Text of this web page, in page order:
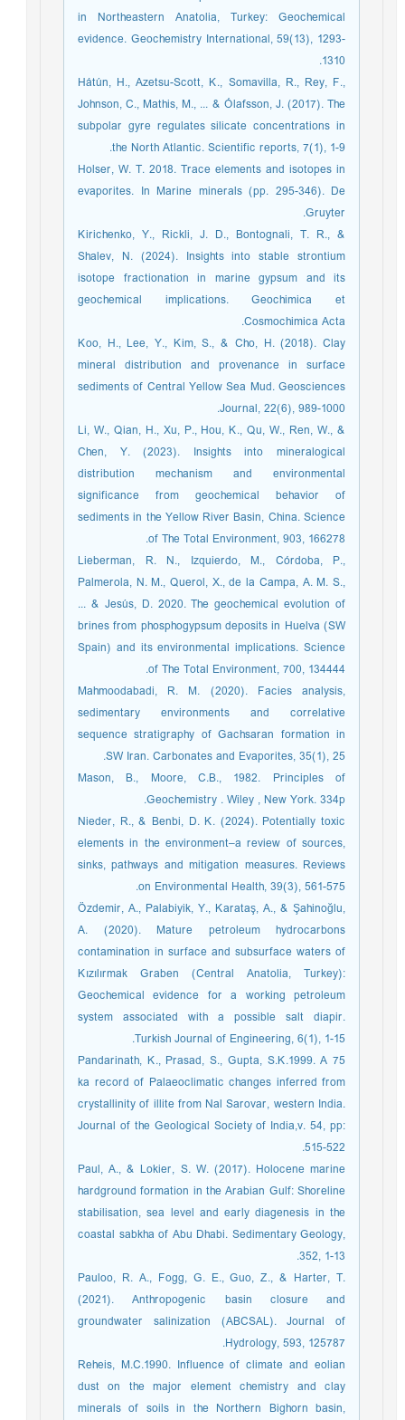
in Northeastern Anatolia, Turkey: Geochemical
evidence. Geochemistry International, 59(13), 1293-
1310.‏
Hátún, H., Azetsu-Scott, K., Somavilla, R., Rey, F.,
Johnson, C., Mathis, M., ... & Ólafsson, J. (2017). The
subpolar gyre regulates silicate concentrations in
the North Atlantic. Scientific reports, 7(1), 1-9.‏
Holser, W. T. 2018. Trace elements and isotopes in
evaporites. In Marine minerals (pp. 295-346). De
Gruyter.‏
Kirichenko, Y., Rickli, J. D., Bontognali, T. R., &
Shalev, N. (2024). Insights into stable strontium
isotope fractionation in marine gypsum and its
geochemical implications. Geochimica et
Cosmochimica Acta.‏
Koo, H., Lee, Y., Kim, S., & Cho, H. (2018). Clay
mineral distribution and provenance in surface
sediments of Central Yellow Sea Mud. Geosciences
Journal, 22(6), 989-1000.‏
Li, W., Qian, H., Xu, P., Hou, K., Qu, W., Ren, W., &
Chen, Y. (2023). Insights into mineralogical
distribution mechanism and environmental
significance from geochemical behavior of
sediments in the Yellow River Basin, China. Science
of The Total Environment, 903, 166278.‏
Lieberman, R. N., Izquierdo, M., Córdoba, P.,
Palmerola, N. M., Querol, X., de la Campa, A. M. S.,
... & Jesús, D. 2020. The geochemical evolution of
brines from phosphogypsum deposits in Huelva (SW
Spain) and its environmental implications. Science
of The Total Environment, 700, 134444.‏
Mahmoodabadi, R. M. (2020). Facies analysis,
sedimentary environments and correlative
sequence stratigraphy of Gachsaran formation in
SW Iran. Carbonates and Evaporites, 35(1), 25.‏
Mason, B., Moore, C.B., 1982. Principles of
Geochemistry . Wiley , New York. 334p.
Nieder, R., & Benbi, D. K. (2024). Potentially toxic
elements in the environment–a review of sources,
sinks, pathways and mitigation measures. Reviews
on Environmental Health, 39(3), 561-575.‏
Özdemir, A., Palabiyik, Y., Karataş, A., & Şahinoğlu,
A. (2020). Mature petroleum hydrocarbons
contamination in surface and subsurface waters of
Kızılırmak Graben (Central Anatolia, Turkey):
Geochemical evidence for a working petroleum
system associated with a possible salt diapir.
Turkish Journal of Engineering, 6(1), 1-15.‏
Pandarinath, K., Prasad, S., Gupta, S.K.1999. A 75
ka record of Palaeoclimatic changes inferred from
crystallinity of illite from Nal Sarovar, western India.
Journal of the Geological Society of India,v. 54, pp:
515-522.
Paul, A., & Lokier, S. W. (2017). Holocene marine
hardground formation in the Arabian Gulf: Shoreline
stabilisation, sea level and early diagenesis in the
coastal sabkha of Abu Dhabi. Sedimentary Geology,
352, 1-13.‏
Pauloo, R. A., Fogg, G. E., Guo, Z., & Harter, T.
(2021). Anthropogenic basin closure and
groundwater salinization (ABCSAL). Journal of
Hydrology, 593, 125787.‏
Reheis, M.C.1990. Influence of climate and eolian
dust on the major element chemistry and clay
minerals of soils in the Northern Bighorn basin,